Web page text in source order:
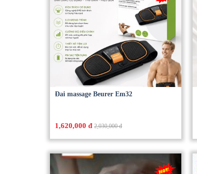
Đai massage Beurer Em32
1,620,000 đ 2,030,000 đ